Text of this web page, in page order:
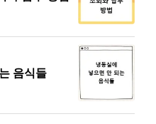
음식들